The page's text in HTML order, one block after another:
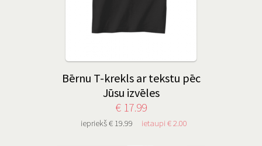
Bērnu T-krekls ar tekstu pēc
Jūsu izvēles
€ 17.99
iepriekš € 19.99 ietaupi € 2.00